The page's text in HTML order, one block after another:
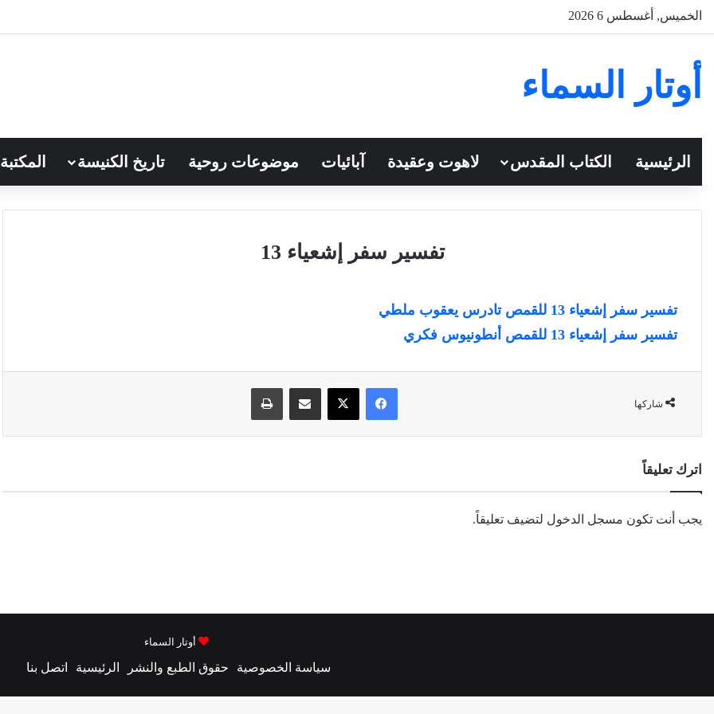
الخميس, أغسطس 6 2026
أوتار السماء
الرئيسية الكتاب المقدس لاهوت وعقيدة آبائيات موضوعات روحية تاريخ الكنيسة المكتبة
تفسير سفر إشعياء 13
تفسير سفر إشعياء 13 للقمص تادرس يعقوب ملطي
تفسير سفر إشعياء 13 للقمص أنطونيوس فكري
شاركها
فيسبوك‫X مشاركة عبر البريد طباعة
اترك تعليقاً
يجب أنت تكون مسجل الدخول لتضيف تعليقاً.
أوتار السماء
سياسة الخصوصية حقوق الطبع والنشر الرئيسية اتصل بنا